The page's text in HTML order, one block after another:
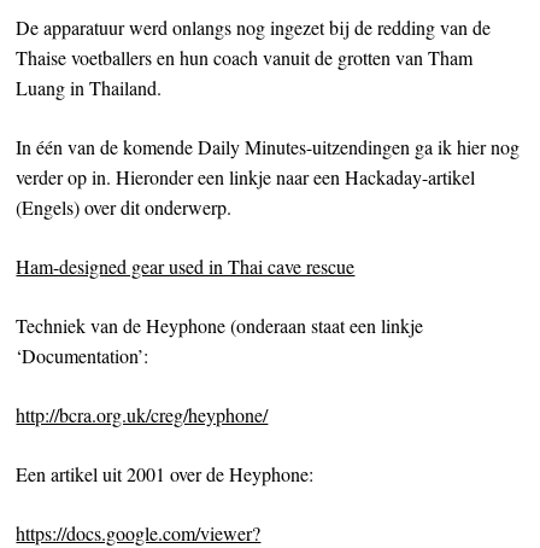
De apparatuur werd onlangs nog ingezet bij de redding van de
Thaise voetballers en hun coach vanuit de grotten van Tham
Luang in Thailand.
In één van de komende Daily Minutes-uitzendingen ga ik hier nog
verder op in. Hieronder een linkje naar een Hackaday-artikel
(Engels) over dit onderwerp.
Ham-designed gear used in Thai cave rescue
Techniek van de Heyphone (onderaan staat een linkje
‘Documentation’:
http://bcra.org.uk/creg/heyphone/
Een artikel uit 2001 over de Heyphone:
https://docs.google.com/viewer?